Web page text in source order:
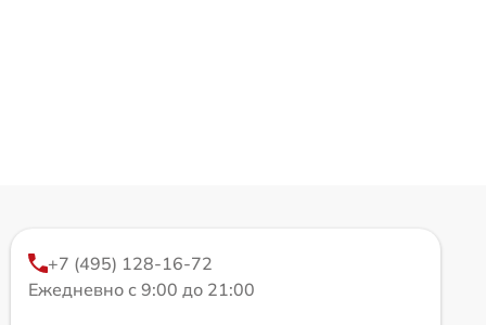
+7 (495) 128-16-72
Ежедневно с 9:00 до 21:00